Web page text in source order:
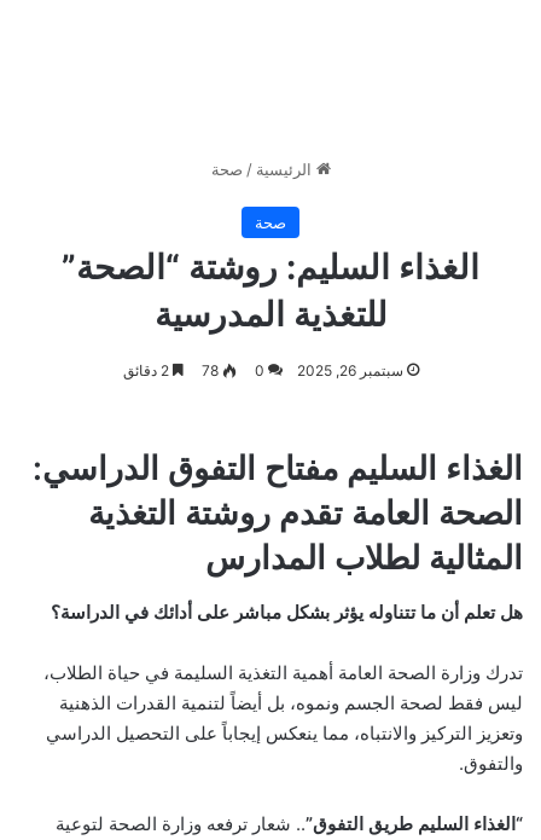
الرئيسية / صحة
صحة
الغذاء السليم: روشتة “الصحة”
للتغذية المدرسية
سبتمبر 26, 2025 0
78 2 دقائق
الغذاء السليم مفتاح التفوق الدراسي:
الصحة العامة تقدم روشتة التغذية
المثالية لطلاب المدارس
هل تعلم أن ما تتناوله يؤثر بشكل مباشر على أدائك في الدراسة؟
تدرك وزارة الصحة العامة أهمية التغذية السليمة في حياة الطلاب،
ليس فقط لصحة الجسم ونموه، بل أيضاً لتنمية القدرات الذهنية
وتعزيز التركيز والانتباه، مما ينعكس إيجاباً على التحصيل الدراسي
والتفوق.
“الغذاء السليم طريق التفوق”.. شعار ترفعه وزارة الصحة لتوعية